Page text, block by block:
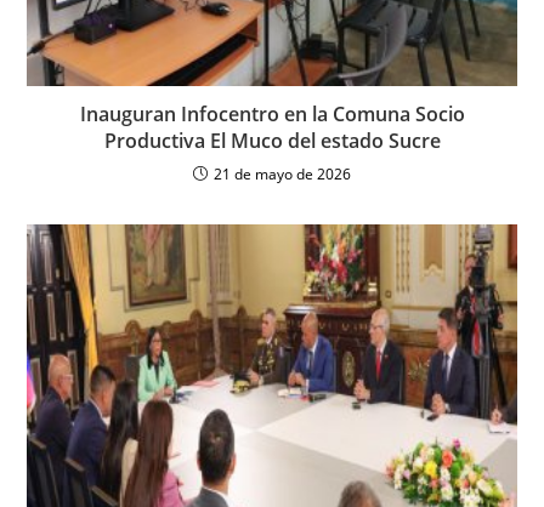
Inauguran Infocentro en la Comuna Socio
Productiva El Muco del estado Sucre
21 de mayo de 2026